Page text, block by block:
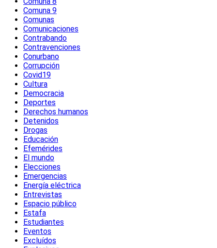
Comuna 9
Comunas
Comunicaciones
Contrabando
Contravenciones
Conurbano
Corrupción
Covid19
Cultura
Democracia
Deportes
Derechos humanos
Detenidos
Drogas
Educación
Efemérides
El mundo
Elecciones
Emergencias
Energía eléctrica
Entrevistas
Espacio público
Estafa
Estudiantes
Eventos
Excluídos